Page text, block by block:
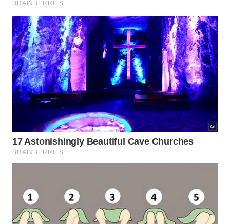
Como otimizar o espaço na bancada
da cozinha?
A organização da bancada ganha um novo aliado
quando removemos os frascos plásticos
gigantescos que poluem visualmente o ambiente.
Mudar para recipientes menores e funcionais traz
uma sensação imediata delevezae sofisticação
para o seuespaçode trabalho.